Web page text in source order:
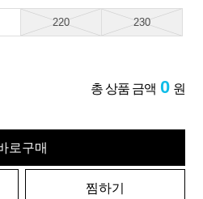
220 230
총 상품 금액 0 원
로구매
찜하기